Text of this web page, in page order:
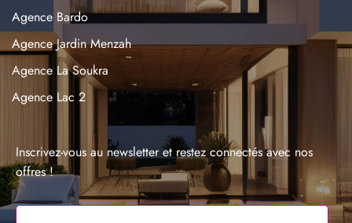
Agence Bardo
Agence Jardin Menzah
Agence La Soukra
Agence Lac 2
Agence Sousse
Inscrivez-vous au newsletter et restez connectés avec nos
offres !